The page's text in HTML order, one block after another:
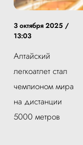
3 октября 2025 /
13:03
Алтайский
легкоатлет стал
чемпионом мира
на дистанции
5000 метров